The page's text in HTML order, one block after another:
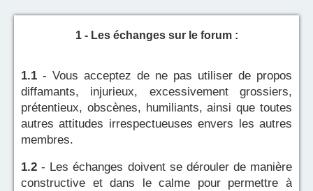
1 - Les échanges sur le forum :
1.1 - Vous acceptez de ne pas utiliser de propos
diffamants, injurieux, excessivement grossiers,
prétentieux, obscènes, humiliants, ainsi que toutes
autres attitudes irrespectueuses envers les autres
membres.
1.2 - Les échanges doivent se dérouler de manière
constructive et dans le calme pour permettre à